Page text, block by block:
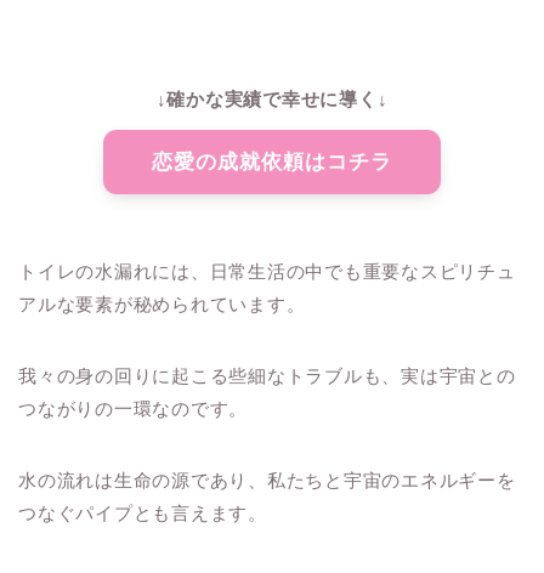
↓確かな実績で幸せに導く↓
恋愛の成就依頼はコチラ
トイレの水漏れには、日常生活の中でも重要なスピリチュ
アルな要素が秘められています。
我々の身の回りに起こる些細なトラブルも、実は宇宙との
つながりの一環なのです。
水の流れは生命の源であり、私たちと宇宙のエネルギーを
つなぐパイプとも言えます。